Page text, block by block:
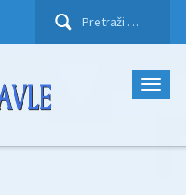
Pretraži: